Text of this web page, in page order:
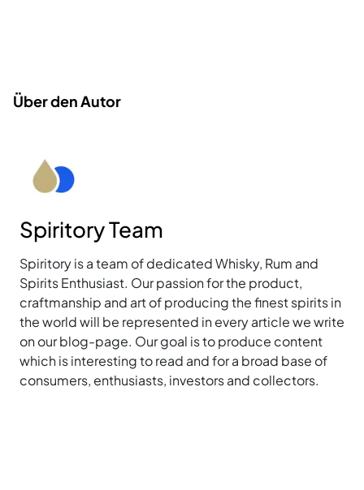
Über den Autor
Spiritory Team
Spiritory is a team of dedicated Whisky, Rum and
Spirits Enthusiast. Our passion for the product,
craftmanship and art of producing the finest spirits in
the world will be represented in every article we write
on our blog-page. Our goal is to produce content
which is interesting to read and for a broad base of
consumers, enthusiasts, investors and collectors.